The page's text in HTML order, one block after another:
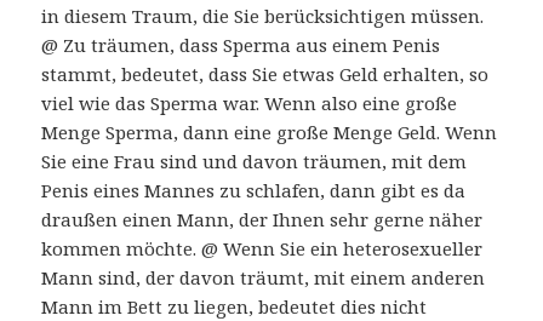
in diesem Traum, die Sie berücksichtigen müssen.
@ Zu träumen, dass Sperma aus einem Penis
stammt, bedeutet, dass Sie etwas Geld erhalten, so
viel wie das Sperma war. Wenn also eine große
Menge Sperma, dann eine große Menge Geld. Wenn
Sie eine Frau sind und davon träumen, mit dem
Penis eines Mannes zu schlafen, dann gibt es da
draußen einen Mann, der Ihnen sehr gerne näher
kommen möchte. @ Wenn Sie ein heterosexueller
Mann sind, der davon träumt, mit einem anderen
Mann im Bett zu liegen, bedeutet dies nicht